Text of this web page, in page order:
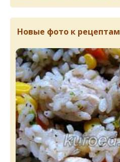
Новые фото к рецептам